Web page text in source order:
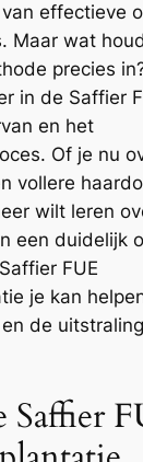
effectieve
Maar wat
precies
in de Saffier
en het
Of je nu
vollere
wilt leren
een duidelijk
FUE
je kan
de
Saffier